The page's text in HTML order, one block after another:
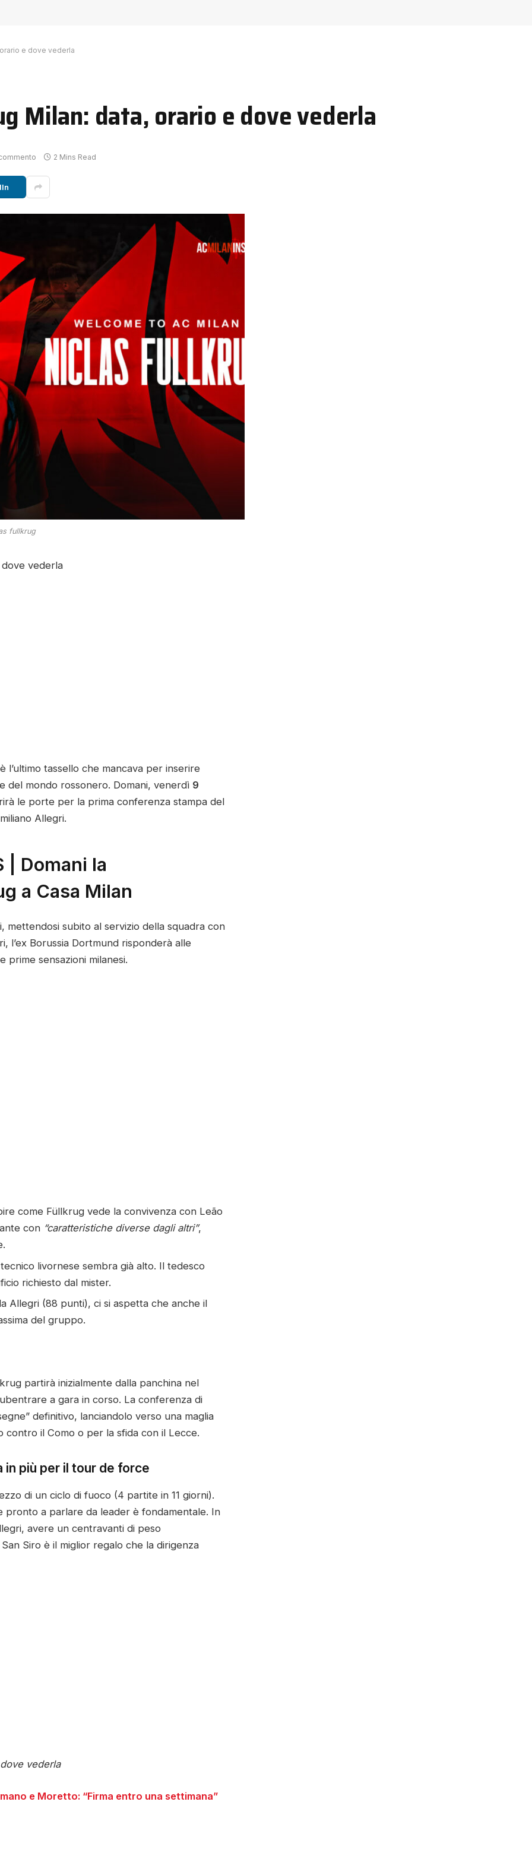
e dove vederla
Milan: data, orario e dove vederla
2 Mins Read
fullkrug
vederla
l’ultimo tassello che mancava per inserire
del mondo rossonero. Domani, venerdì 9
le porte per la prima conferenza stampa del
Allegri.
| Domani la
a Casa Milan
mettendosi subito al servizio della squadra con
l’ex Borussia Dortmund risponderà alle
prime sensazioni milanesi.
come Füllkrug vede la convivenza con Leão
con “caratteristiche diverse dagli altri”,
livornese sembra già alto. Il tedesco
richiesto dal mister.
Allegri (88 punti), ci si aspetta che anche il
del gruppo.
partirà inizialmente dalla panchina nel
a gara in corso. La conferenza di
definitivo, lanciandolo verso una maglia
il Como o per la sfida con il Lecce.
in più per il tour de force
di un ciclo di fuoco (4 partite in 11 giorni).
pronto a parlare da leader è fondamentale. In
avere un centravanti di peso
Siro è il miglior regalo che la dirigenza
vederla
e Moretto: “Firma entro una settimana”